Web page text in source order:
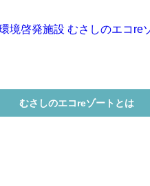
むさしのエコreゾートとは